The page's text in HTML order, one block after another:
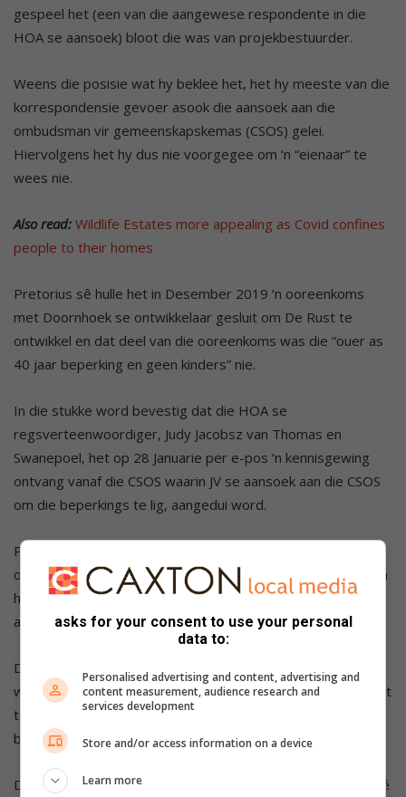
gespeel het (een van die aangewese respondente in die
HOA se aansoek) bloot die was van projekbestuurder.
Weens die posisie wat hy bekleë het, het hy meeste van die
korrespondensie gevoer asook die aansoek aan die
ombudsman vir gemeenskapskemas (CSOS) gelei.
Hiervolgens het hy dus nie voorgegee om ‘n “eienaar” te
wees nie.
Also read: Wildlife Estates more appealing as Covid confines
people to their homes
Pretorius sê hulle het in Desember 2019 ‘n ooreenkoms
met Doornhoek se ontwikkelaar gesluit om De Rust te
ontwikkel en dat deel van die ooreenkoms was die “ouer as
40 jaar beperking en geen kinders” nie.
In die stukke word bevestig dat die HOA se
regsverteenwoordiger, Judy Jacobsz van Thomas en
Swanepoel, het op 28 Januarie per e-pos ‘n kennisgewing
ontvang vanaf die CSOS waarin JV se aansoek aan die CSOS
om die beperkings te lig, aangedui word.
Pretorius sê dat die HOA het vanaf Januarie tot April gehad
om die aansoek teen te staan, maar dat hulle dit nie gedoen
het nie. Daarom betwyfel JV die dringendheid van die
aansoek.
Die aansoek verwys verder op e-poskorrespondensie
waarin JV te kenne gee dat hulle gaan voortgaan om De Rust
te bemark sonder die “ouer as 40 jaar en geen kinders
beperking”.
Dit blyk verder dat op 13 April is ‘n verdere e-pos aan André
asks for your consent to use your personal
data to:
Personalised advertising and content, advertising and
content measurement, audience research and
services development
Store and/or access information on a device
Learn more